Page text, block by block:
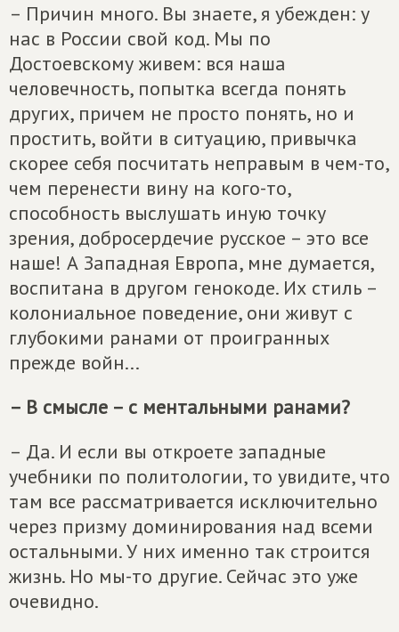
– Причин много. Вы знаете, я убежден: у
нас в России свой код. Мы по
Достоевскому живем: вся наша
человечность, попытка всегда понять
других, причем не просто понять, но и
простить, войти в ситуацию, привычка
скорее себя посчитать неправым в чем-то,
чем перенести вину на кого-то,
способность выслушать иную точку
зрения, добросердечие русское – это все
наше! А Западная Европа, мне думается,
воспитана в другом генокоде. Их стиль –
колониальное поведение, они живут с
глубокими ранами от проигранных
прежде войн...
– В смысле – с ментальными ранами?
– Да. И если вы откроете западные
учебники по политологии, то увидите, что
там все рассматривается исключительно
через призму доминирования над всеми
остальными. У них именно так строится
жизнь. Но мы-то другие. Сейчас это уже
очевидно.